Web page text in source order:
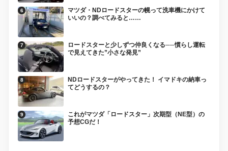
マツダ・NDロードスターの幌って洗車機にかけて
いいの？調べてみると……
ロードスターと少しずつ仲良くなる──慣らし運転
で見えてきた”小さな発見”
NDロードスターがやってきた！ イマドキの納車っ
てどうするの？
これがマツダ「ロードスター」次期型（NE型）の
予想CGだ！